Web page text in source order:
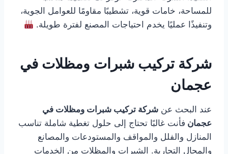
للمساحة، خامات قوية، تشطيبًا مقاومًا للعوامل الجوية،
وتنفيذًا عمليًا يخدم احتياجات المصنع لفترة طويلة.
شركة تركيب شبرات ومظلات في
عجمان
عند البحث عن شركة تركيب شبرات ومظلات في
عجمان فأنت غالبًا تحتاج إلى حلول تغطية شاملة تناسب
المنازل والفلل والمواقف والمستودعات والمصانع
والمحال التجارية. الشبرات والمظلات من الخدمات